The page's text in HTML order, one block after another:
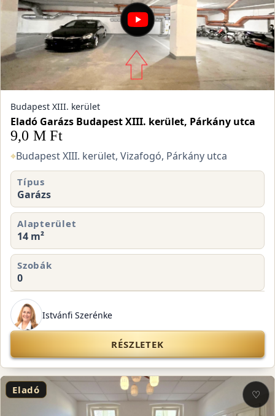
Budapest XIII. kerület
Eladó Garázs Budapest XIII. kerület, Párkány utca
9,0 M Ft
⌖Budapest XIII. kerület, Vizafogó, Párkány utca
Típus
Garázs
Alapterület
14 m²
Szobák
0
Istvánfi Szerénke
RÉSZLETEK
Eladó ♡